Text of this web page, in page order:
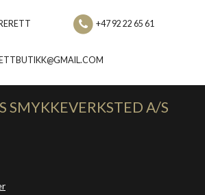
+47 92 22 65 61
SMYKKEVERKSTED A/S